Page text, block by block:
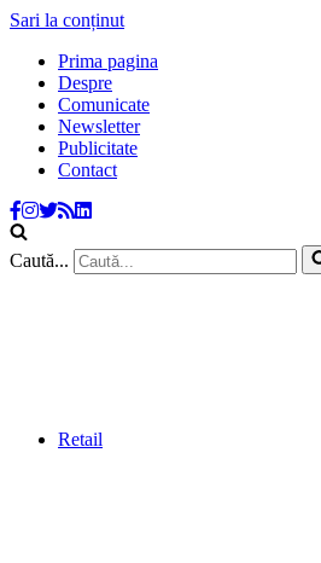
Sari la conținut
Prima pagina
Despre
Comunicate
Newsletter
Publicitate
Contact
Caută...
Retail